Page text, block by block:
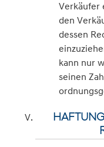
Verkäufer
den
dessen
kann nur
seinen